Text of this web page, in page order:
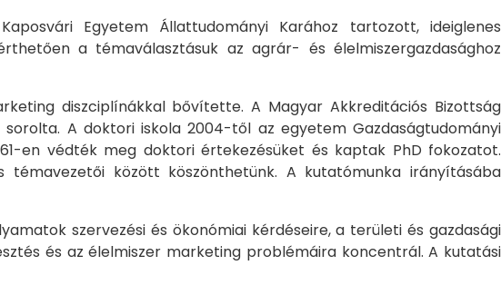
Egyetem Állattudományi Karához tartozott, ideiglenes
a témaválasztásuk az agrár- és élelmiszergazdasághoz
diszciplínákkal bővítette. A Magyar Akkreditációs Bizottság
A doktori iskola 2004-től az egyetem Gazdaságtudományi
en védték meg doktori értekezésüket és kaptak PhD fokozatot.
között köszönthetünk. A kutatómunka irányításába
szervezési és ökonómiai kérdéseire, a területi és gazdasági
és az élelmiszer marketing problémáira koncentrál. A kutatási